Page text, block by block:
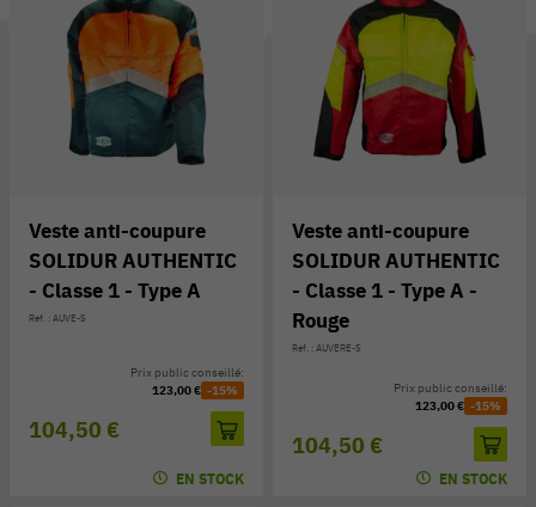
Veste anti-coupure
SOLIDUR AUTHENTIC
- Classe 1 - Type A
Réf. : AUVE-S
104,50 €
Prix public conseillé:
123,00 € -15%
EN STOCK
Veste anti-coupure
SOLIDUR AUTHENTIC
- Classe 1 - Type A -
Rouge
Réf. : AUVERE-S
104,50 €
Prix public conseillé:
123,00 € -15%
EN STOCK